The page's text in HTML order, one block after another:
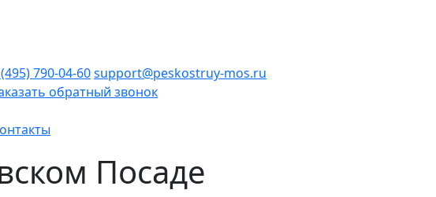
790-04-60support@peskostruy-mos.ru
обратный звонок
Посаде